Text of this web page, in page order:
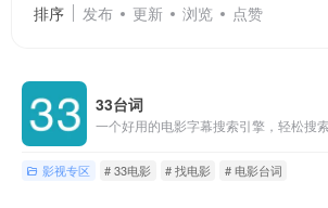
排序 发布 更新 浏览 点赞
33台词
影视专区 # 33电影 # 找电影 # 电影台词